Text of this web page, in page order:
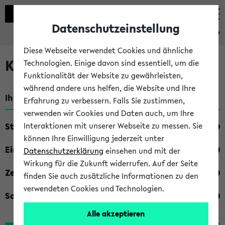
eKVV
Kombisuche im eKVV
Ihre Suchkriterien:
Studienfach
Einrichtung
Zeiten
Sonstiges
Datenschutzeinstellung
Diese Webseite verwendet Cookies und ähnliche
Technologien. Einige davon sind essentiell, um die
Funktionalität der Website zu gewährleisten,
während andere uns helfen, die Website und Ihre
Erfahrung zu verbessern. Falls Sie zustimmen,
verwenden wir Cookies und Daten auch, um Ihre
Interaktionen mit unserer Webseite zu messen. Sie
können Ihre Einwilligung jederzeit unter
Datenschutzerklärung einsehen und mit der
Wirkung für die Zukunft widerrufen. Auf der Seite
finden Sie auch zusätzliche Informationen zu den
verwendeten Cookies und Technologien.
Alle akzeptieren